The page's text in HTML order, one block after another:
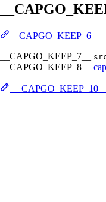
__CAPGO_KEEP_6__
__CAPGO_KEEP_7__
__CAPGO_KEEP_8__
__CAPGO_KEEP_10__